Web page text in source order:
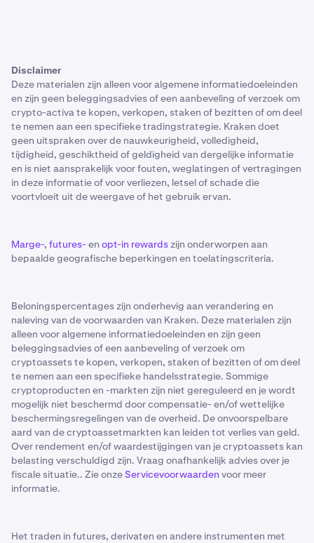
Disclaimer
Deze materialen zijn alleen voor algemene informatiedoeleinden
en zijn geen beleggingsadvies of een aanbeveling of verzoek om
crypto-activa te kopen, verkopen, staken of bezitten of om deel
te nemen aan een specifieke tradingstrategie. Kraken doet
geen uitspraken over de nauwkeurigheid, volledigheid,
tijdigheid, geschiktheid of geldigheid van dergelijke informatie
en is niet aansprakelijk voor fouten, weglatingen of vertragingen
in deze informatie of voor verliezen, letsel of schade die
voortvloeit uit de weergave of het gebruik ervan.
Marge-, futures-en opt-in rewards zijn onderworpen aan
bepaalde geografische beperkingen en toelatingscriteria.
Beloningspercentages zijn onderhevig aan verandering en
naleving van de voorwaarden van Kraken. Deze materialen zijn
alleen voor algemene informatiedoeleinden en zijn geen
beleggingsadvies of een aanbeveling of verzoek om
cryptoassets te kopen, verkopen, staken of bezitten of om deel
te nemen aan een specifieke handelsstrategie. Sommige
cryptoproducten en -markten zijn niet gereguleerd en je wordt
mogelijk niet beschermd door compensatie- en/of wettelijke
beschermingsregelingen van de overheid. De onvoorspelbare
aard van de cryptoassetmarkten kan leiden tot verlies van geld.
Over rendement en/of waardestijgingen van je cryptoassets kan
belasting verschuldigd zijn. Vraag onafhankelijk advies over je
fiscale situatie.. Zie onzeServicevoorwaarden voor meer
informatie.
Het traden in futures, derivaten en andere instrumenten met